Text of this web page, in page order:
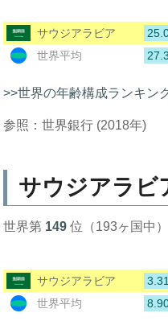
サウジアラビア
世界平均
>>世界の年齢構成ランキン
参照：世界銀行 (2018年)
サウジアラビ
世界第 149 位（193ヶ国中）
サウジアラビア
3.31
世界平均